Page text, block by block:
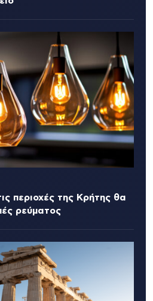
περιοχές της Κρήτης θα
ρεύματος